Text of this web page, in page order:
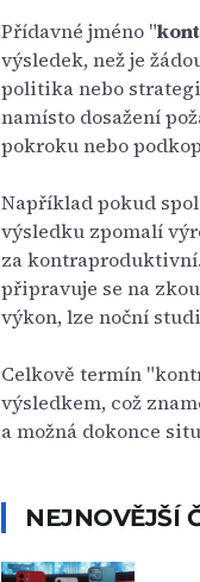
Přídavné jméno "
výsledek, než je
politika nebo
namísto dosažení
pokroku nebo
Například pokud
výsledku zpomalí
za
připravuje se na
výkon, lze noční
Celkově termín
výsledkem, což
a možná dokonce
NEJNOVĚJŠÍ